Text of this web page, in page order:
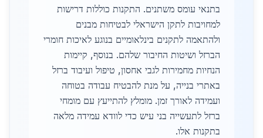
בתנאי עומס משתנים. התקנות כוללות דרישות
למחויבות לתקן הישראלי לבטיחות מבנים
ולהתאמה לתקנים בינלאומיים בנוגע לאיכות חומרי
הברזל ושיטות החיבור שלהם. בנוסף, קיימות
הנחיות מחמירות לגבי אחסון, טיפול ועיבוד ברזל
באתרי בנייה, על מנת להבטיח עבודה בטוחה
ועמידה לאורך זמן. מומלץ להתייעץ עם מומחי
ברזל לתעשייה בני עיש כדי לוודא עמידה מלאה
בתקנות אלו.